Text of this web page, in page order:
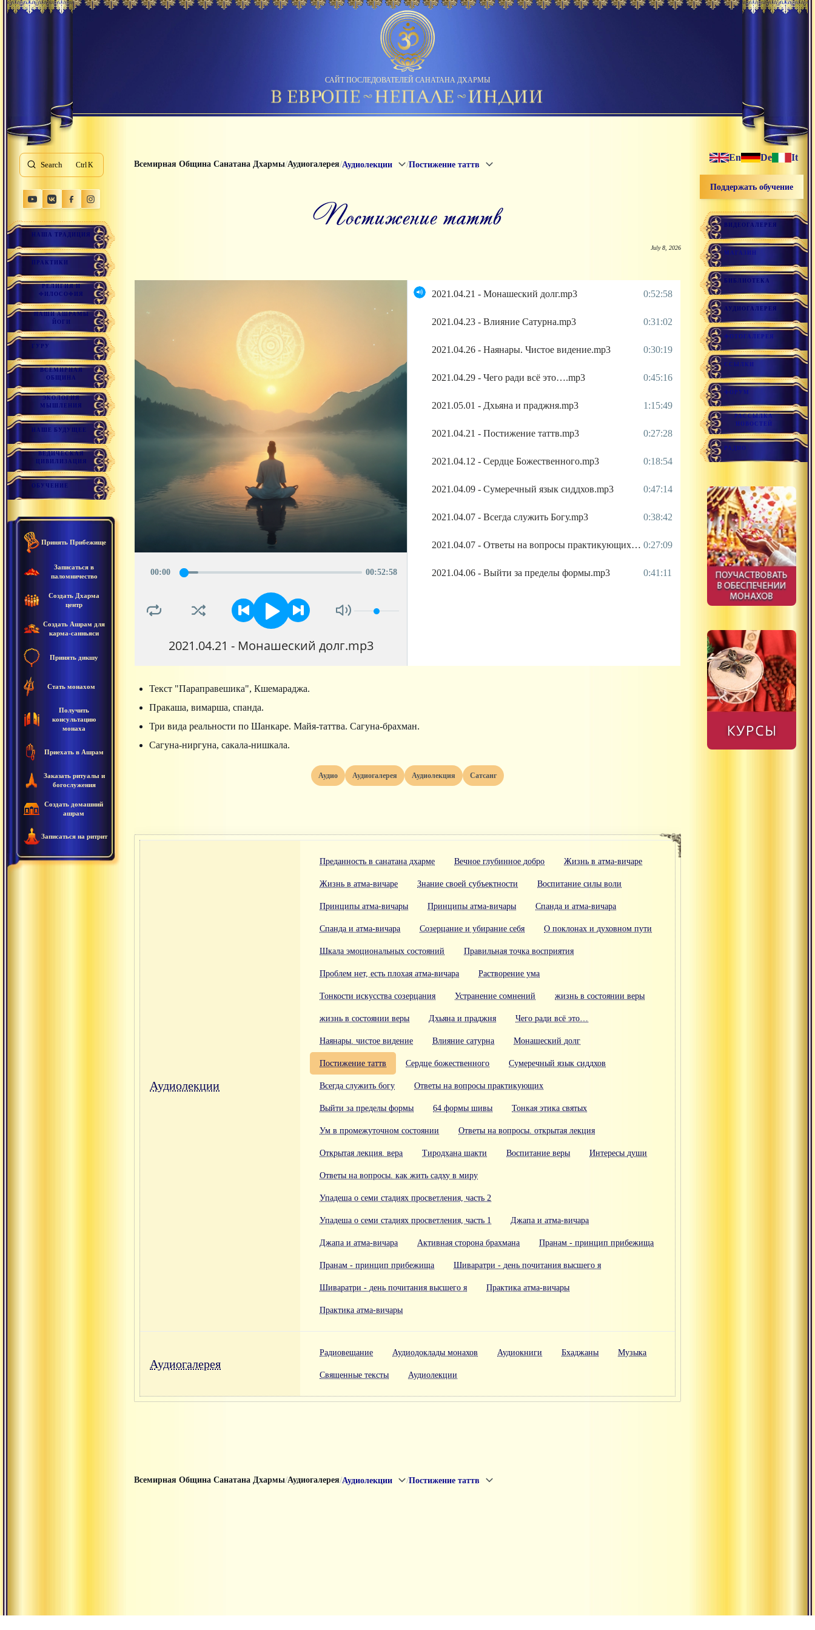
САЙТ ПОСЛЕДОВАТЕЛЕЙ САНАТАНА ДХАРМЫ
Search K
НАША ТРАДИЦИЯ
ПРАКТИКИ
РЕЛИГИЯ И
ФИЛОСОФИЯ
НАШИ АШРАМЫ
ЙОГИ
ГУРУ
ВСЕМИРНАЯ
ОБЩИНА
ЭКОЛОГИЯ
МЫШЛЕНИЯ
НАШЕ БУДУЩЕЕ
ВЕДИЧЕСКАЯ
ЦИВИЛИЗАЦИЯ
ОБУЧЕНИЕ
Принять Прибежище
Записаться в
паломничество
Создать Дхарма
центр
Создать Ашрам для
карма-санньяси
Принять дикшу
Стать монахом
Получить
консультацию
монаха
Приехать в Ашрам
Заказать ритуалы и
богослужения
Создать домашний
ашрам
Записаться на ритрит
Всемирная Община Санатана Дхармы/Аудиогалерея/Аудиолекции /Постижение таттв
Постижение таттв
July 8, 2026
00:00 00:52:58
2021.04.21 - Монашеский долг.mp3
2021.04.21 - Монашеский долг.mp3 0:52:58
2021.04.23 - Влияние Сатурна.mp3 0:31:02
2021.04.26 - Наянары. Чистое видение.mp3 0:30:19
2021.04.29 - Чего ради всё это….mp3 0:45:16
2021.05.01 - Дхьяна и праджня.mp3 1:15:49
2021.04.21 - Постижение таттв.mp3 0:27:28
2021.04.12 - Сердце Божественного.mp3 0:18:54
2021.04.09 - Сумеречный язык сиддхов.mp3 0:47:14
2021.04.07 - Всегда служить Богу.mp3 0:38:42
2021.04.07 - Ответы на вопросы практикующих.mp3 0:27:09
2021.04.06 - Выйти за пределы формы.mp3 0:41:11
Текст "Параправешика", Кшемараджа.
Пракаша, вимарша, спанда.
Три вида реальности по Шанкаре. Майя-таттва. Сагуна-брахман.
Сагуна-ниргуна, сакала-нишкала.
Аудио Аудиогалерея Аудиолекция Сатсанг
Аудиолекции
Преданность в санатана дхарме Вечное глубинное добро Жизнь в атма-вичаре
Жизнь в атма-вичаре Знание своей субъектности Воспитание силы воли
Принципы атма-вичары Принципы атма-вичары Спанда и атма-вичара
Спанда и атма-вичара Созерцание и убирание себя О поклонах и духовном пути
Шкала эмоциональных состояний Правильная точка восприятия
Проблем нет, есть плохая атма-вичара Растворение ума
Тонкости искусства созерцания Устранение сомнений жизнь в состоянии веры
жизнь в состоянии веры Дхьяна и праджня Чего ради всё это…
Наянары. чистое видение Влияние сатурна Монашеский долг
Постижение таттв Сердце божественного Сумеречный язык сиддхов
Всегда служить богу Ответы на вопросы практикующих
Выйти за пределы формы 64 формы шивы Тонкая этика святых
Ум в промежуточном состоянии Ответы на вопросы. открытая лекция
Открытая лекция. вера Тиродхана шакти Воспитание веры Интересы души
Ответы на вопросы. как жить садху в миру
Упадеша о семи стадиях просветления, часть 2
Упадеша о семи стадиях просветления, часть 1 Джапа и атма-вичара
Джапа и атма-вичара Активная сторона брахмана Пранам - принцип прибежища
Пранам - принцип прибежища Шиваратри - день почитания высшего я
Шиваратри - день почитания высшего я Практика атма-вичары
Практика атма-вичары
Аудиогалерея
Радиовещание Аудиодоклады монахов Аудиокниги Бхаджаны Музыка
Священные тексты Аудиолекции
Всемирная Община Санатана Дхармы/Аудиогалерея/Аудиолекции /Постижение таттв
En De It
Поддержать обучение
ВИДЕОГАЛЕРЕЯ
МАГАЗИН
БИБЛИОТЕКА
АУДИОГАЛЕРЕЯ
ФОТОГАЛЕРЕЯ
ССЫЛКИ
ФОРУМ
РАССЫЛКА
НОВОСТЕЙ
РАДИО